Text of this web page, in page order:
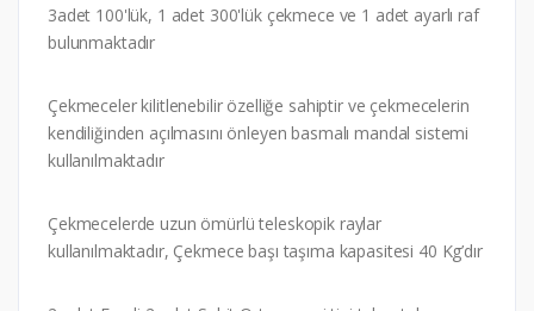
3adet 100'lük, 1 adet 300'lük çekmece ve 1 adet ayarlı raf
bulunmaktadır
Çekmeceler kilitlenebilir özelliğe sahiptir ve çekmecelerin
kendiliğinden açılmasını önleyen basmalı mandal sistemi
kullanılmaktadır
Çekmecelerde uzun ömürlü teleskopik raylar
kullanılmaktadır, Çekmece başı taşıma kapasitesi 40 Kg’dır